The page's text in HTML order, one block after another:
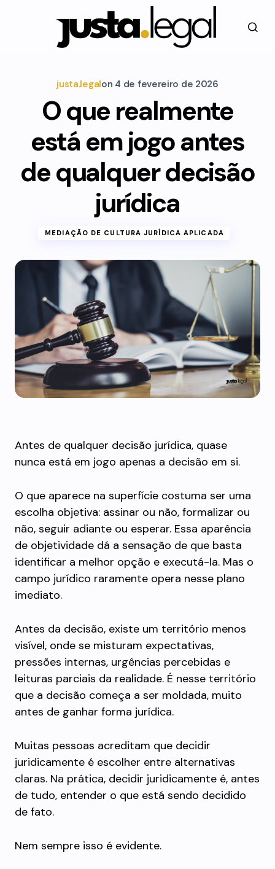
justa.legalon 4 de fevereiro de 2026
O que realmente
está em jogo antes
de qualquer decisão
jurídica
MEDIAÇÃO DE CULTURA JURÍDICA APLICADA
Antes de qualquer decisão jurídica, quase
nunca está em jogo apenas a decisão em si.
O que aparece na superfície costuma ser uma
escolha objetiva: assinar ou não, formalizar ou
não, seguir adiante ou esperar. Essa aparência
de objetividade dá a sensação de que basta
identificar a melhor opção e executá-la. Mas o
campo jurídico raramente opera nesse plano
imediato.
Antes da decisão, existe um território menos
visível, onde se misturam expectativas,
pressões internas, urgências percebidas e
leituras parciais da realidade. É nesse território
que a decisão começa a ser moldada, muito
antes de ganhar forma jurídica.
Muitas pessoas acreditam que decidir
juridicamente é escolher entre alternativas
claras. Na prática, decidir juridicamente é, antes
de tudo, entender o que está sendo decidido
de fato.
Nem sempre isso é evidente.